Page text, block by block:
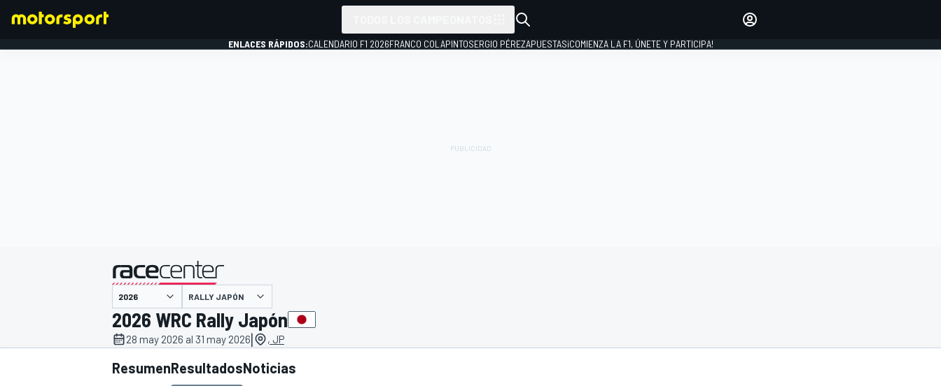
INDYCAR
INICIAR SESIÓN
ENLACES RÁPIDOS:CALENDARIO F1 2026FRANCO COLAPINTOSERGIO PÉREZAPUESTAS¡COMIENZA LA F1, ÚNETE Y PARTICIPA!
presentado por
RALLY JAPÓN
2026 WRC Rally Japón
28 may 2026 al 31 may 2026| , JP
ResumenResultadosNoticias